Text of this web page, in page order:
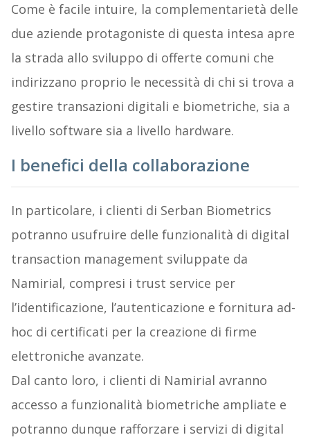
Come è facile intuire, la complementarietà delle
due aziende protagoniste di questa intesa apre
la strada allo sviluppo di offerte comuni che
indirizzano proprio le necessità di chi si trova a
gestire transazioni digitali e biometriche, sia a
livello software sia a livello hardware.
I benefici della collaborazione
In particolare, i clienti di Serban Biometrics
potranno usufruire delle funzionalità di digital
transaction management sviluppate da
Namirial, compresi i trust service per
l’identificazione, l’autenticazione e fornitura ad-
hoc di certificati per la creazione di firme
elettroniche avanzate.
Dal canto loro, i clienti di Namirial avranno
accesso a funzionalità biometriche ampliate e
potranno dunque rafforzare i servizi di digital